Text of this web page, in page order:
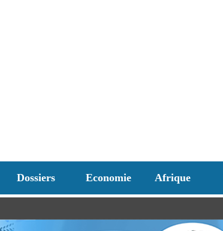
Dossiers Economie Afrique